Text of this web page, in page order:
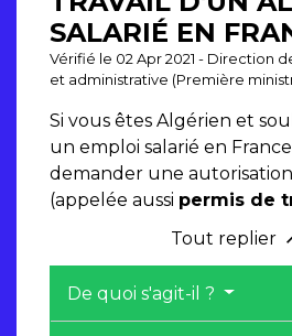
SALARIÉ EN
Vérifié le 02 Apr 2021 - Direction
et administrative (Première
Si vous êtes Algérien et
un emploi salarié en
demander une autorisation
(appelée aussi permis de
Tout replier
De quoi s'agit-il ?